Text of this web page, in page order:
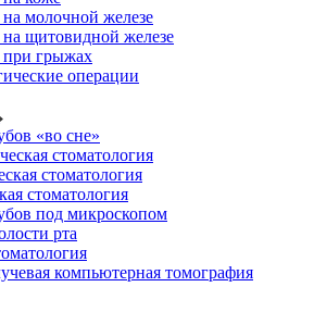
молочной железе
щитовидной железе
грыжах
операции
«во сне»
стоматология
стоматология
стоматология
под микроскопом
рта
компьютерная томография